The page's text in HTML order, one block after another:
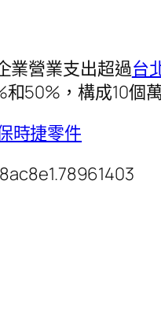
業營業支出超過台
50%，構成10個
時捷零件